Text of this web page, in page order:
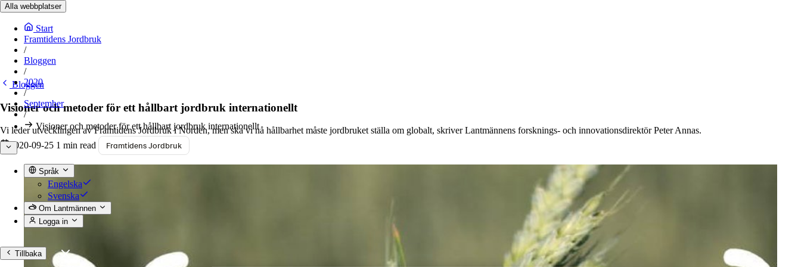
Alla webbplatser
Start
Framtidens Jordbruk
/
Bloggen
/
2020
/
September
/
Visioner och metoder för ett hållbart jordbruk internationellt
Språk
Engelska
Svenska
Om Lantmännen
Logga in
Tillbaka
Bloggen
Visioner och metoder för ett hållbart jordbruk internationellt
Vi leder utvecklingen av Framtidens Jordbruk i Norden, men ska vi nå hållbarhet måste jordbruket ställa om globalt, skriver Lantmännens forsknings- och innovationsdirektör Peter Annas.
2020-09-25 1 min read Framtidens Jordbruk